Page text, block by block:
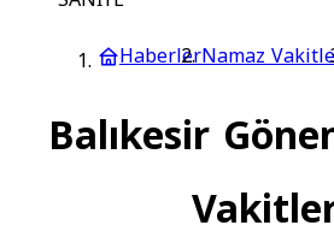
HaberlerNamaz
Balıkesir